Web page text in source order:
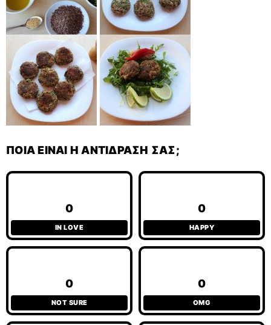
ΠΟΙΑ ΕΊΝΑΙ Η ΑΝΤΊΔΡΑΣΉ ΣΑΣ;
0
IN LOVE
0
HAPPY
0
NOT SURE
0
OMG